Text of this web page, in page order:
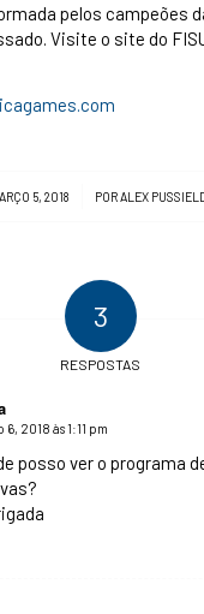
pelos campeões
Visite o site do
5, 2018
/ PORALEX
3
RESPOSTAS
6, 2018 às 1:11 pm
posso ver o programa